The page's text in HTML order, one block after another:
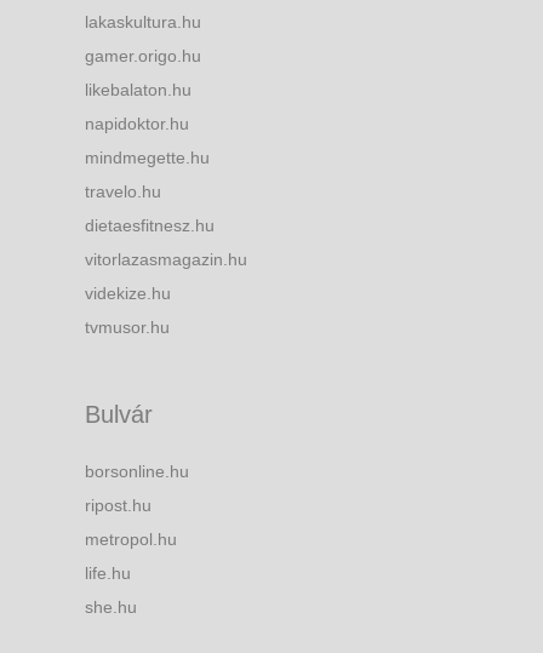
lakaskultura.hu
gamer.origo.hu
likebalaton.hu
napidoktor.hu
mindmegette.hu
travelo.hu
dietaesfitnesz.hu
vitorlazasmagazin.hu
videkize.hu
tvmusor.hu
Bulvár
borsonline.hu
ripost.hu
metropol.hu
life.hu
she.hu